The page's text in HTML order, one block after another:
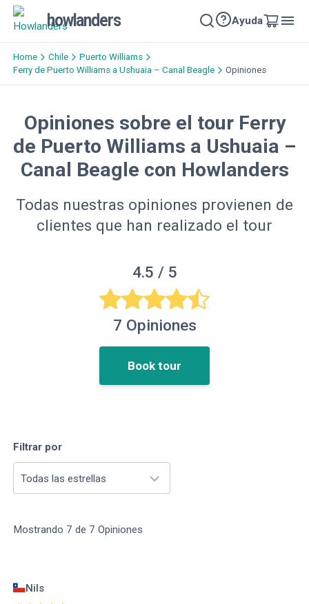
howlanders Ayuda
Home Chile
Puerto Williams
Ferry de Puerto Williams a Ushuaia – Canal Beagle
Opiniones
Opiniones sobre el tour Ferry
de Puerto Williams a Ushuaia –
Canal Beagle con Howlanders
Todas nuestras opiniones provienen de
clientes que han realizado el tour
4.5 / 5
7 Opiniones
Book tour
Filtrar por
Todas las estrellas
Mostrando 7 de 7 Opiniones
Nils